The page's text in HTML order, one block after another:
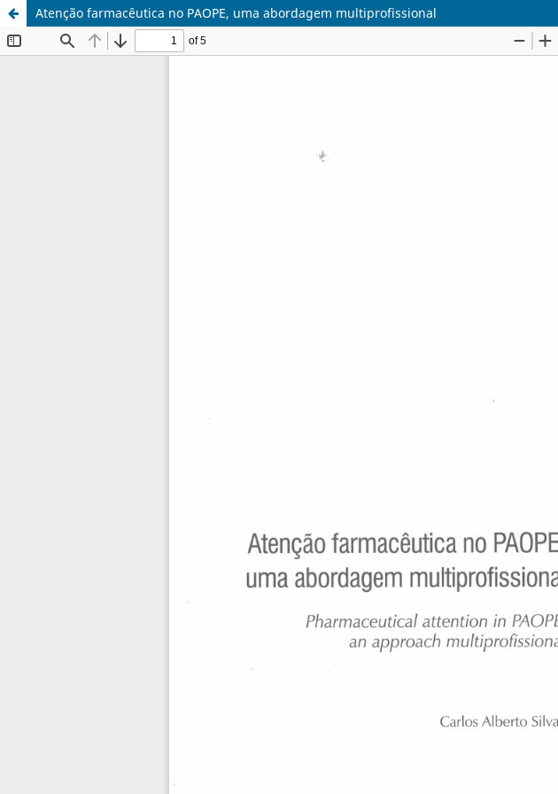
Atenção farmacêutica no PAOPE, uma abordagem multiprofissional